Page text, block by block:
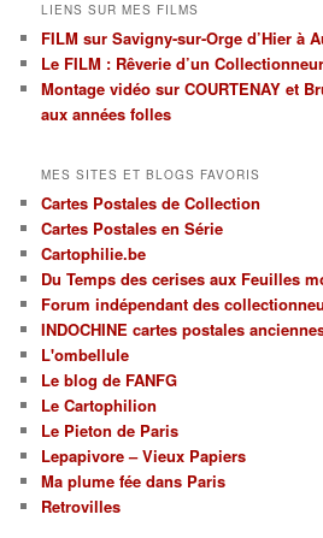
par
régions
et
par
thèmes
LIENS SUR MES FILMS
FILM sur Savigny-sur-Orge d’Hier à
Le FILM : Rêverie d’un
Montage vidéo sur COURTENAY et
aux années folles
MES SITES ET BLOGS FAVORIS
Cartes Postales de Collection
Cartes Postales en Série
Cartophilie.be
Du Temps des cerises aux Feuilles
Forum indépendant des
INDOCHINE cartes postales
L'ombellule
Le blog de FANFG
Le Cartophilion
Le Pieton de Paris
Lepapivore – Vieux Papiers
Ma plume fée dans Paris
Retrovilles